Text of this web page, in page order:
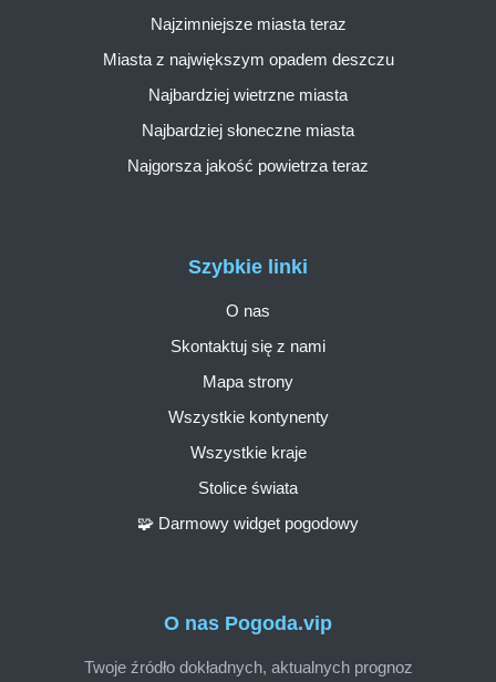
O nas Pogoda.vip
Twoje źródło dokładnych, aktualnych prognoz
Szybkie linki
O nas
Skontaktuj się z nami
Mapa strony
Wszystkie kontynenty
Wszystkie kraje
Stolice świata
🧩 Darmowy widget pogodowy
Najzimniejsze miasta teraz
Miasta z największym opadem deszczu
Najbardziej wietrzne miasta
Najbardziej słoneczne miasta
Najgorsza jakość powietrza teraz